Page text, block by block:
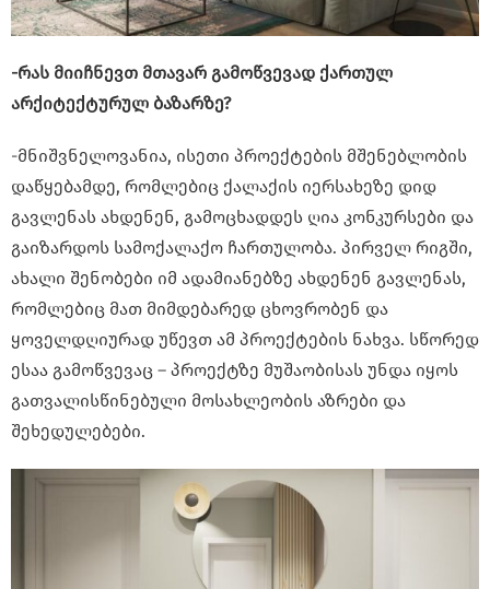
-რას მიიჩნევთ მთავარ გამოწვევად ქართულ
არქიტექტურულ ბაზარზე?
-მნიშვნელოვანია, ისეთი პროექტების მშენებლობის
დაწყებამდე, რომლებიც ქალაქის იერსახეზე დიდ
გავლენას ახდენენ, გამოცხადდეს ღია კონკურსები და
გაიზარდოს სამოქალაქო ჩართულობა. პირველ რიგში,
ახალი შენობები იმ ადამიანებზე ახდენენ გავლენას,
რომლებიც მათ მიმდებარედ ცხოვრობენ და
ყოველდღიურად უწევთ ამ პროექტების ნახვა. სწორედ
ესაა გამოწვევაც – პროექტზე მუშაობისას უნდა იყოს
გათვალისწინებული მოსახლეობის აზრები და
შეხედულებები.